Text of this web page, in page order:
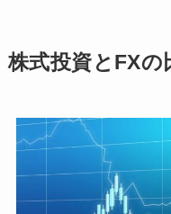
株式投資とFXの